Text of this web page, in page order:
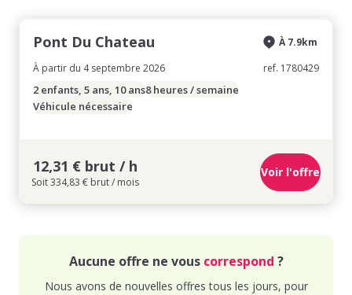
Pont Du Chateau
À partir du 4 septembre 2026
À 7.9km
ref. 1780429
2 enfants, 5 ans, 10 ans8 heures / semaine
Véhicule nécessaire
12,31 € brut / h
Soit 334,83 € brut / mois
Voir l'offre
Aucune offre ne vous correspond ?
Nous avons de nouvelles offres tous les jours, pour